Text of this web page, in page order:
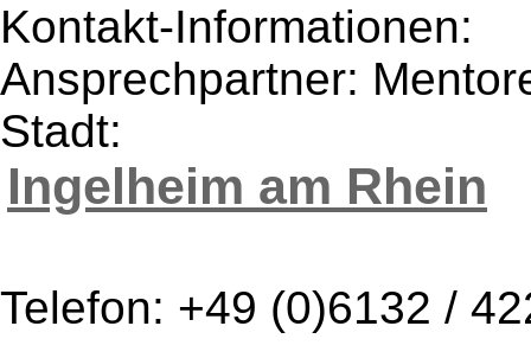
Kontakt-Informationen:
Ansprechpartner:
Stadt:
Ingelheim am Rhein
Telefon: +49 (0)6132 /